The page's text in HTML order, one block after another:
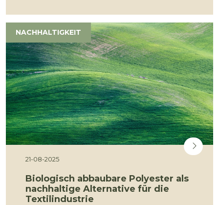
NACHHALTIGKEIT
21-08-2025
Biologisch abbaubare Polyester als
nachhaltige Alternative für die
Textilindustrie